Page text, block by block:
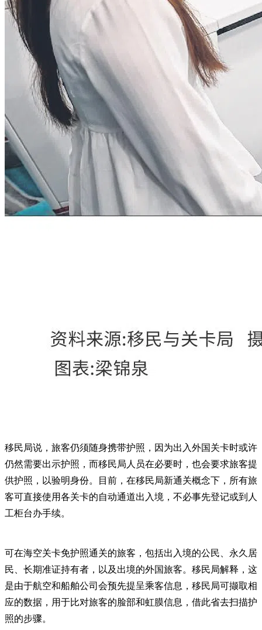
移民局说，旅客仍须随身携带护照，因为出入外国关卡时或许
仍然需要出示护照，而移民局人员在必要时，也会要求旅客提
供护照，以验明身份。目前，在移民局新通关概念下，所有旅
客可直接使用各关卡的自动通道出入境，不必事先登记或到人
工柜台办手续。
可在海空关卡免护照通关的旅客，包括出入境的公民、永久居
民、长期准证持有者，以及出境的外国旅客。移民局解释，这
是由于航空和船舶公司会预先提呈乘客信息，移民局可撷取相
应的数据，用于比对旅客的脸部和虹膜信息，借此省去扫描护
照的步骤。